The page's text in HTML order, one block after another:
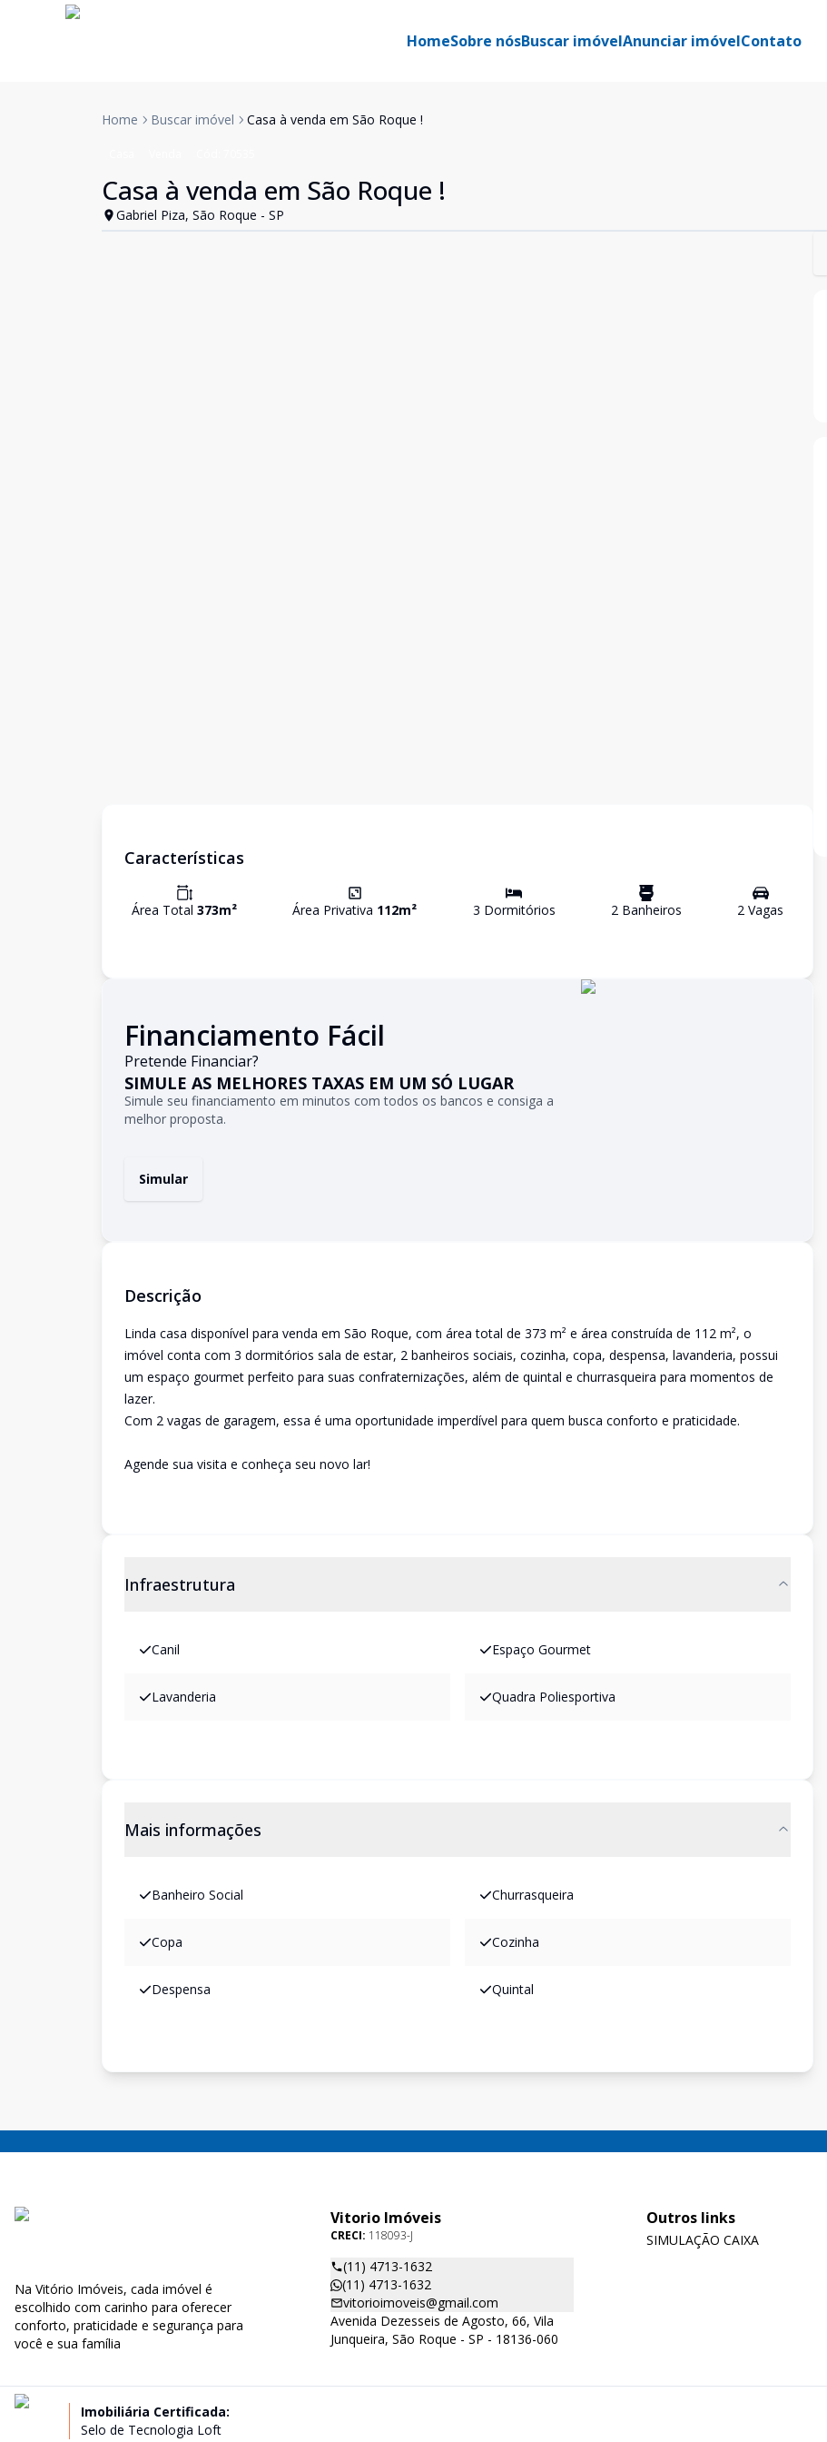
HomeSobre nósBuscar imóvelAnunciar imóvelContato
Home Buscar imóvel Casa à venda em São Roque !
Casa à venda em São Roque !
Gabriel Piza, São Roque - SP
Características
Área Total 373m² Área Privativa 112m² 3 Dormitórios 2Banheiros 2 Vagas
Financiamento Fácil
Pretende Financiar?
SIMULE AS MELHORES TAXAS EM UM SÓ LUGAR
Simule seu financiamento em minutos com todos os bancos e consiga a
melhor proposta.
Simular
Descrição
Linda casa disponível para venda em São Roque, com área total de 373 m² e área construída de 112 m², o
imóvel conta com 3 dormitórios sala de estar, 2 banheiros sociais, cozinha, copa, despensa, lavanderia, possui
um espaço gourmet perfeito para suas confraternizações, além de quintal e churrasqueira para momentos de
lazer.
Com 2 vagas de garagem, essa é uma oportunidade imperdível para quem busca conforto e praticidade.
Agende sua visita e conheça seu novo lar!
Infraestrutura
Canil Espaço Gourmet
Lavanderia Quadra Poliesportiva
Mais informações
Banheiro Social Churrasqueira
Copa Cozinha
Despensa Quintal
Na Vitório Imóveis, cada imóvel é
escolhido com carinho para oferecer
conforto, praticidade e segurança para
você e sua família
Vitorio Imóveis
CRECI: 118093-J
(11) 4713-1632
(11) 4713-1632
vitorioimoveis@gmail.com
Avenida Dezesseis de Agosto, 66, Vila
Junqueira, São Roque - SP - 18136-060
Outros links
SIMULAÇÃO CAIXA
Imobiliária Certificada:
Selo de Tecnologia Loft